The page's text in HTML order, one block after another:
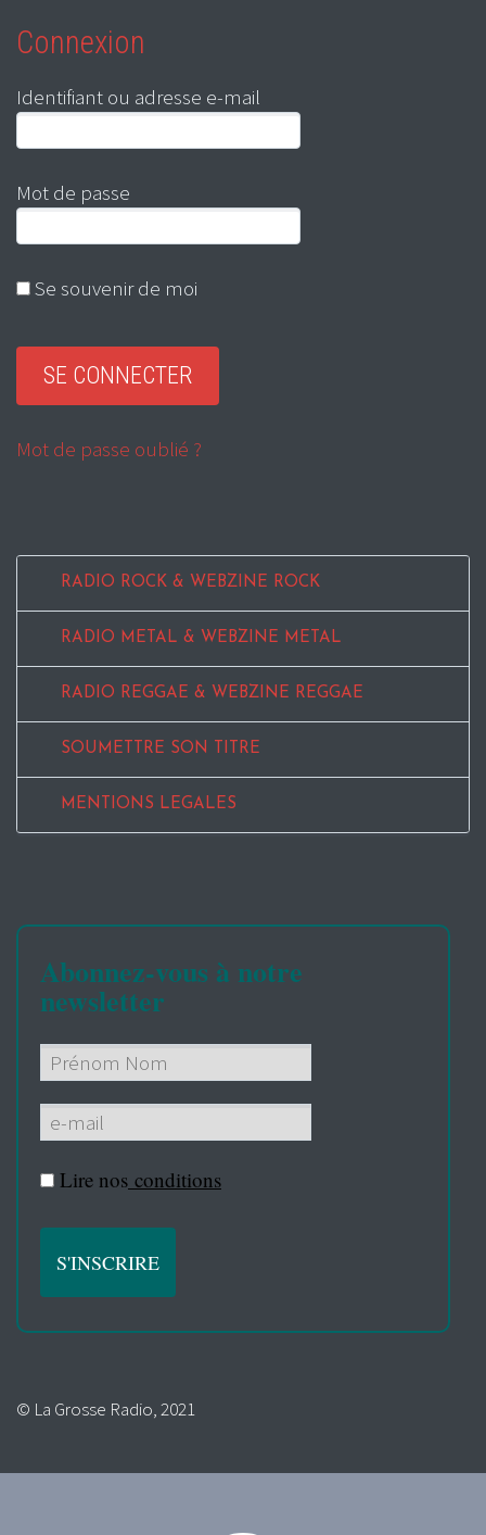
Connexion
Identifiant ou adresse e-mail
Mot de passe
Se souvenir de moi
Mot de passe oublié ?
RADIO ROCK & WEBZINE ROCK
RADIO METAL & WEBZINE METAL
RADIO REGGAE & WEBZINE REGGAE
SOUMETTRE SON TITRE
MENTIONS LEGALES
Abonnez-vous à notre
newsletter
Lire nos conditions
© La Grosse Radio, 2021